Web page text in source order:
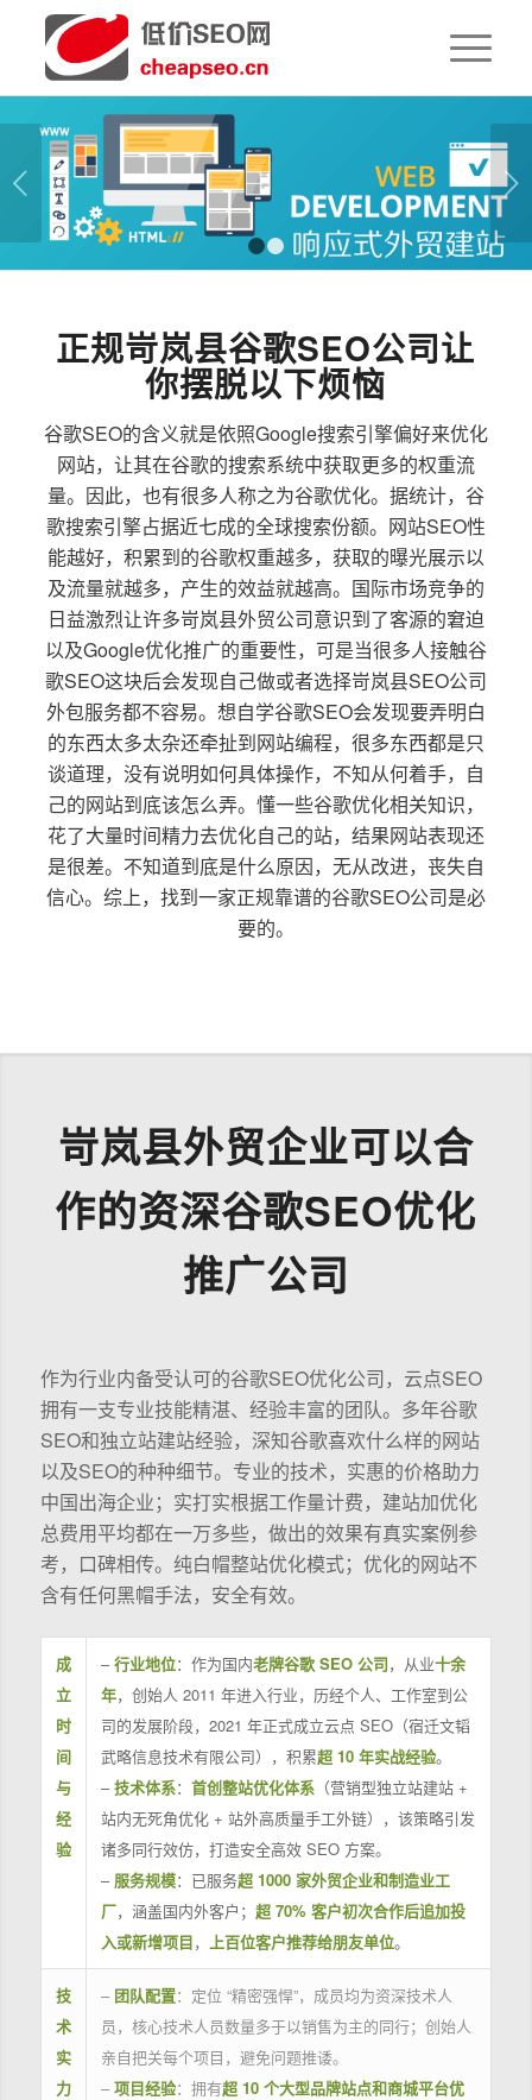
下一页
1 2
正规岢岚县谷歌SEO公司让
你摆脱以下烦恼
谷歌SEO的含义就是依照Google搜索引擎偏好来优化
网站，让其在谷歌的搜索系统中获取更多的权重流
量。因此，也有很多人称之为谷歌优化。据统计，谷
歌搜索引擎占据近七成的全球搜索份额。网站SEO性
能越好，积累到的谷歌权重越多，获取的曝光展示以
及流量就越多，产生的效益就越高。国际市场竞争的
日益激烈让许多岢岚县外贸公司意识到了客源的窘迫
以及Google优化推广的重要性，可是当很多人接触谷
歌SEO这块后会发现自己做或者选择岢岚县SEO公司
外包服务都不容易。想自学谷歌SEO会发现要弄明白
的东西太多太杂还牵扯到网站编程，很多东西都是只
谈道理，没有说明如何具体操作，不知从何着手，自
己的网站到底该怎么弄。懂一些谷歌优化相关知识，
花了大量时间精力去优化自己的站，结果网站表现还
是很差。不知道到底是什么原因，无从改进，丧失自
信心。综上，找到一家正规靠谱的谷歌SEO公司是必
要的。
岢岚县外贸企业可以合
作的资深谷歌SEO优化
推广公司
作为行业内备受认可的谷歌SEO优化公司，云点SEO
拥有一支专业技能精湛、经验丰富的团队。多年谷歌
SEO和独立站建站经验，深知谷歌喜欢什么样的网站
以及SEO的种种细节。专业的技术，实惠的价格助力
中国出海企业；实打实根据工作量计费，建站加优化
总费用平均都在一万多些，做出的效果有真实案例参
考，口碑相传。纯白帽整站优化模式；优化的网站不
含有任何黑帽手法，安全有效。
成
立
时
间
与
经
验
–行业地位：作为国内老牌谷歌 SEO 公司，从业十余
年，创始人 2011 年进入行业，历经个人、工作室到公
司的发展阶段，2021 年正式成立云点 SEO（宿迁文韬
武略信息技术有限公司），积累超 10 年实战经验。
–技术体系： 首创整站优化体系（营销型独立站建站 +
站内无死角优化 + 站外高质量手工外链），该策略引发
诸多同行效仿，打造安全高效 SEO 方案。
– 服务规模：已服务超 1000 家外贸企业和制造业工
厂，涵盖国内外客户； 超 70% 客户初次合作后追加投
入或新增项目， 上百位客户推荐给朋友单位。
技
术
实
力
– 团队配置：定位 “精密强悍”，成员均为资深技术人
员，核心技术人员数量多于以销售为主的同行；创始人
亲自把关每个项目，避免问题推诿。
– 项目经验：拥有超 10 个大型品牌站点和商城平台优